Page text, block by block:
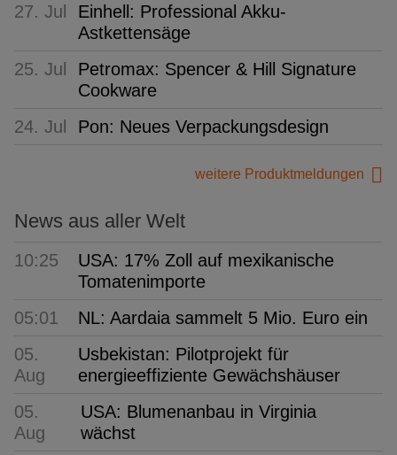
27. Jul
Einhell: Professional Akku-
Astkettensäge
25. Jul
Petromax: Spencer & Hill Signature
Cookware
24. Jul
Pon: Neues Verpackungsdesign
weitere Produktmeldungen
News aus aller Welt
10:25
USA: 17% Zoll auf mexikanische
Tomatenimporte
05:01
NL: Aardaia sammelt 5 Mio. Euro ein
05.
Aug
Usbekistan: Pilotprojekt für
energieeffiziente Gewächshäuser
05.
Aug
USA: Blumenanbau in Virginia
wächst